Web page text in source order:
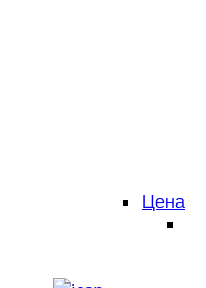
Цена